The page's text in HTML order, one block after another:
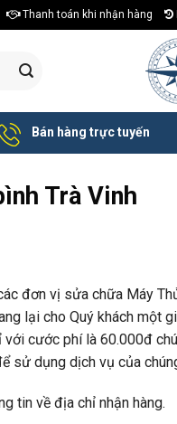
Thanh toán khi nhận hàng
Bán hàng trực tuyến
Trà Vinh
đơn vị sửa chữa Máy
lại cho Quý khách một
cước phí là 60.000đ
sử dụng dịch vụ của
tin về địa chỉ nhận hàng.